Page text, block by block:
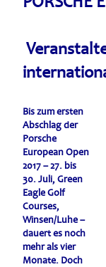
Bis zum ersten
Abschlag der
Porsche
European Open
2017 – 27. bis
30. Juli, Green
Eagle Golf
Courses,
Winsen/Luhe –
dauert es noch
mehr als vier
Monate. Doch